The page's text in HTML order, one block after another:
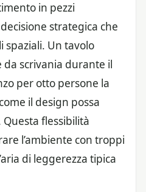
in pezzi
strategica che
spaziali. Un tavolo
scrivania durante il
per otto persone la
il design possa
Questa flessibilità
l’ambiente con troppi
di leggerezza tipica